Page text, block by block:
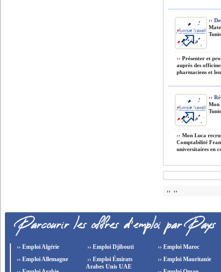
››
›› Présenter et
auprès des
pharmaciens et
››
Mon
›› Mon Luca
Comptabilité
universitaires en
›› ››
›› Emploi Algérie
›› Emploi Allemagne
›› Emploi Djibouti
›› Emploi Émirats
Arabes Unis UAE
›› Emploi Maroc
›› Emploi Mauritanie